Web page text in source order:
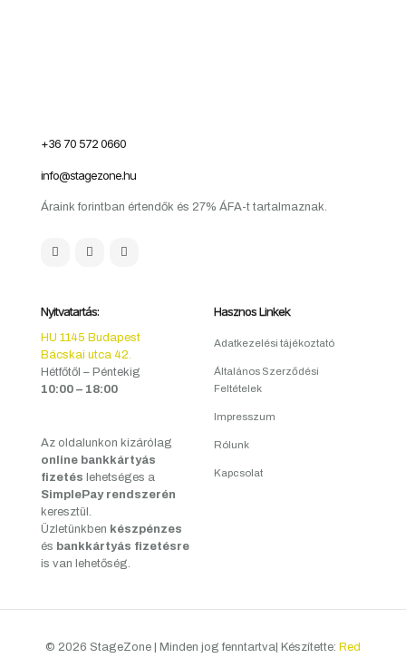
+36 70 572 0660
info@stagezone.hu
Áraink forintban értendők és 27% ÁFA-t tartalmaznak.
Nyitvatartás:
HU 1145 Budapest
Bácskai utca 42.
Hétfőtől – Péntekig
10:00 – 18:00
Az oldalunkon kizárólag
online bankkártyás
fizetés lehetséges a
SimplePay rendszerén
keresztül.
Üzletünkben készpénzes
és bankkártyás fizetésre
is van lehetőség.
Hasznos Linkek
Adatkezelési tájékoztató
Általános Szerződési
Feltételek
Impresszum
Rólunk
Kapcsolat
© 2026 StageZone | Minden jog fenntartva| Készítette: Red